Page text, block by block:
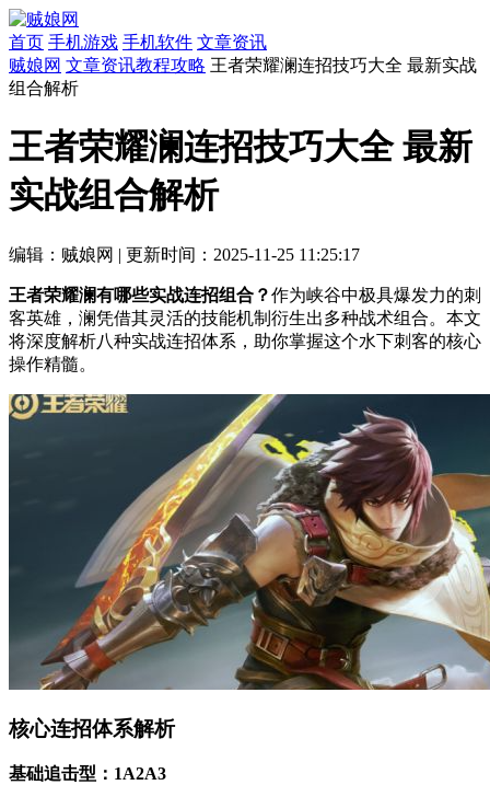
首页 手机游戏 手机软件 文章资讯
贼娘网 文章资讯教程攻略 王者荣耀澜连招技巧大全 最新实战
组合解析
王者荣耀澜连招技巧大全 最新
实战组合解析
编辑：贼娘网 | 更新时间：2025-11-25 11:25:17
王者荣耀澜有哪些实战连招组合？作为峡谷中极具爆发力的刺
客英雄，澜凭借其灵活的技能机制衍生出多种战术组合。本文
将深度解析八种实战连招体系，助你掌握这个水下刺客的核心
操作精髓。
核心连招体系解析
基础追击型：1A2A3